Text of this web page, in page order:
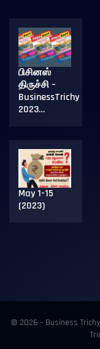
பிசினஸ்
திருச்சி –
BusinessTrichy
2023…
May 1-15
(2023)
© 2026 - Business